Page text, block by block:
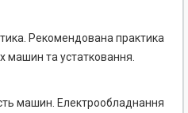
Рекомендована практика
машин та устатковання.
машин. Електрообладнання